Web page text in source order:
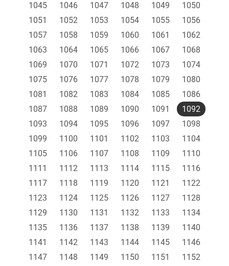
1045
1046 1047 1048 1049
1050
1051
1052 1053 1054 1055
1056
1057
1058 1059 1060 1061
1062
1063
1064 1065 1066 1067
1068
1069
1070 1071 1072 1073
1074
1075
1076 1077 1078 1079
1080
1081
1082 1083 1084 1085
1086
1087
1088 1089 1090 1091
1092
1093
1094 1095 1096 1097
1098
1099
1100 1101 1102 1103
1104
1105
1106 1107 1108 1109
1110
1111
1112 1113 1114 1115
1116
1117
1118 1119 1120 1121
1122
1123
1124 1125 1126 1127
1128
1129
1130 1131 1132 1133
1134
1135
1136 1137 1138 1139
1140
1141
1142 1143 1144 1145
1146
1147
1148 1149 1150 1151 1152